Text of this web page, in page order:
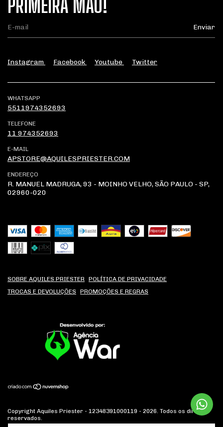
PRIMEIRA MÃO!
Instagram Facebook Youtube Twitter
WHATSAPP
5511974352693
TELEFONE
11 974352693
E-MAIL
APSTORE@AQUILESPRIESTER.COM
ENDEREÇO
R. MANUEL MADRUGA, 93 - MOINHO VELHO, SÃO PAULO - SP,
02960-020
SOBRE AQUILES PRIESTER
POLÍTICA DE PRIVACIDADE
TROCAS E DEVOLUÇÕES
PROMOÇÕES E REGRAS
Copyright Aquiles Priester - 12348391000119 - 2026. Todos os direitos
reservados.